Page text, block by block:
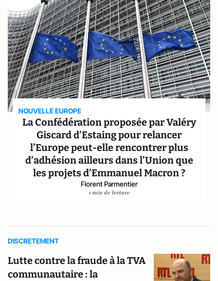
NOUVELLE EUROPE
La Confédération proposée par Valéry
Giscard d’Estaing pour relancer
l’Europe peut-elle rencontrer plus
d’adhésion ailleurs dans l’Union que
les projets d’Emmanuel Macron ?
Florent Parmentier
1 min de lecture
DISCRETEMENT
Lutte contre la fraude à la TVA
communautaire : la